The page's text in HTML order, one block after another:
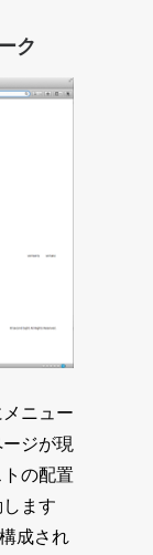
ク
ニュー
ジが現
の配置
ます
成され